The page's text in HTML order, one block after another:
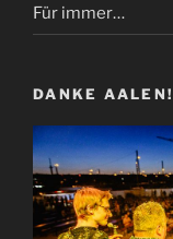
Für immer…
DANKE AALEN!